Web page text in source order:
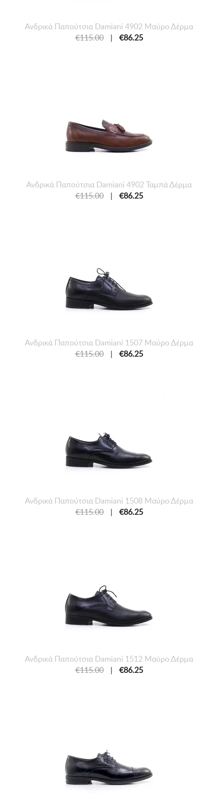
Ανδρικά Παπούτσια Damiani 4902 Μαύρο Δέρμα
€115.00
| €86.25
Ανδρικά Παπούτσια Damiani 4902 Ταμπά Δέρμα
€115.00
| €86.25
Ανδρικά Παπούτσια Damiani 1507 Μαύρο Δέρμα
€115.00
| €86.25
Ανδρικά Παπούτσια Damiani 1508 Μαύρο Δέρμα
€115.00
| €86.25
Ανδρικά Παπούτσια Damiani 1512 Μαύρο Δέρμα
€115.00
| €86.25